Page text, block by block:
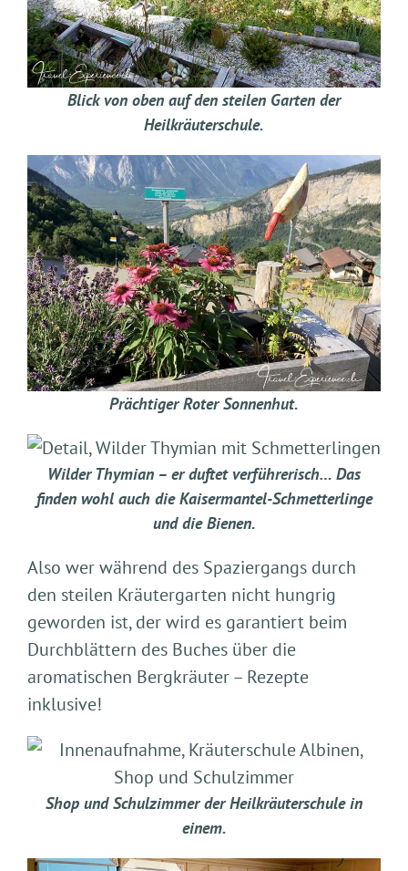
Blick von oben auf den steilen Garten der
Heilkräuterschule.
Prächtiger Roter Sonnenhut.
Wilder Thymian – er duftet verführerisch… Das
finden wohl auch die Kaisermantel-Schmetterlinge
und die Bienen.
Also wer während des Spaziergangs durch
den steilen Kräutergarten nicht hungrig
geworden ist, der wird es garantiert beim
Durchblättern des Buches über die
aromatischen Bergkräuter – Rezepte
inklusive!
Shop und Schulzimmer der Heilkräuterschule in
einem.